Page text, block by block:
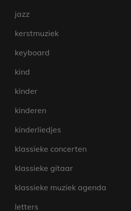
jazz
kerstmuziek
keyboard
kind
kinder
kinderen
kinderliedjes
klassieke concerten
klassieke gitaar
klassieke muziek agenda
letters